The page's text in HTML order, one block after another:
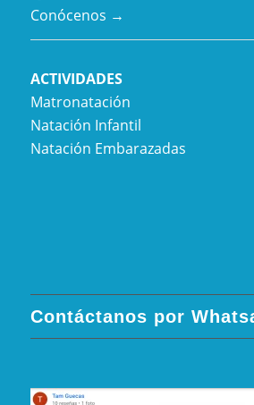
Conócenos →
ACTIVIDADES
Matronatación
Natación Infantil
Natación Embarazadas
Contáctanos por